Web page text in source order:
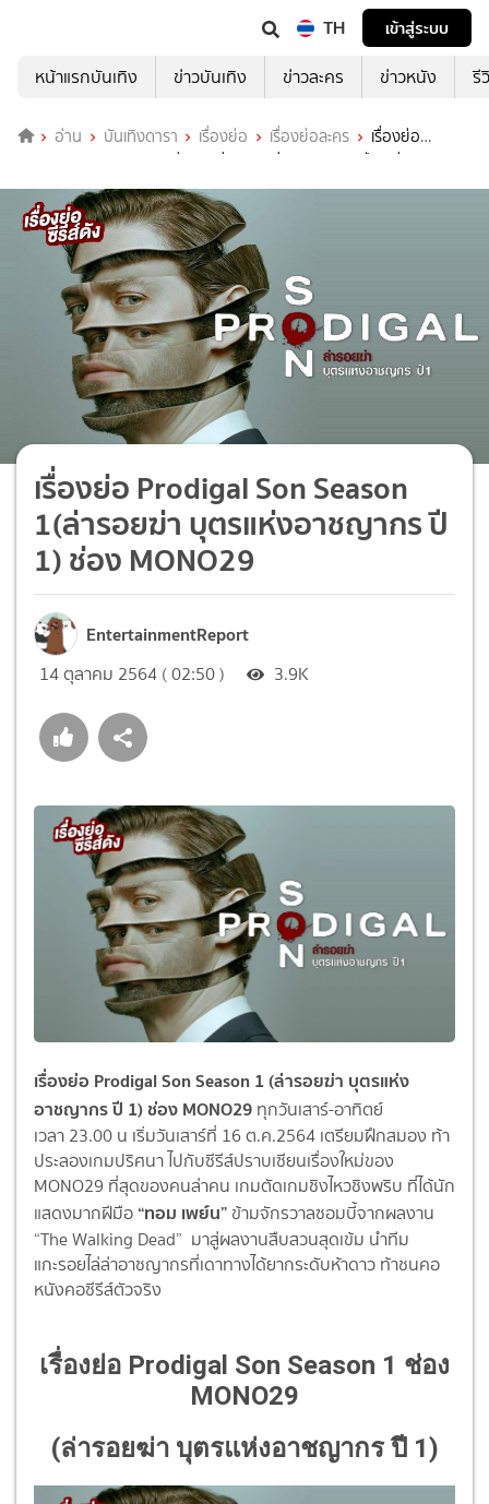
TH
เข้าสู่ระบบ
หน้าแรกบันเทิง
ข่าวบันเทิง ข่าวละคร ข่าวหนัง รี
อ่าน บันเทิงดารา เรื่องย่อ เรื่องย่อละคร
เรื่องย่อ
Prodigal Son Season 1(ล่ารอยฆ่า บุตรแห่งอาชญากร ปี 1) ช่อง
เรื่องย่อ Prodigal Son Season
1(ล่ารอยฆ่า บุตรแห่งอาชญากร ปี
1) ช่อง MONO29
EntertainmentReport
14 ตุลาคม 2564 ( 02:50 ) 3.9K
เรื่องย่อ Prodigal Son Season 1 (ล่ารอยฆ่า บุตรแห่ง
อาชญากร ปี 1) ช่อง MONO29 ทุกวันเสาร์-อาทิตย์
เวลา 23.00 น เริ่มวันเสาร์ที่ 16ต.ค.2564 เตรียมฝึกสมอง ท้า
ประลองเกมปริศนา ไปกับซีรีส์ปราบเซียนเรื่องใหม่ของ
MONO29 ที่สุดของคนล่าคน เกมตัดเกมชิงไหวชิงพริบ ที่ได้นัก
แสดงมากฝีมือ “ทอม เพย์น” ข้ามจักรวาลซอมบี้จากผลงาน
“The Walking Dead” มาสู่ผลงานสืบสวนสุดเข้ม นำทีม
แกะรอยไล่ล่าอาชญากรที่เดาทางได้ยากระดับห้าดาว ท้าชนคอ
หนังคอซีรีส์ตัวจริง
เรื่องย่อ Prodigal Son Season 1 ช่อง
MONO29
(ล่ารอยฆ่า บุตรแห่งอาชญากร ปี 1)